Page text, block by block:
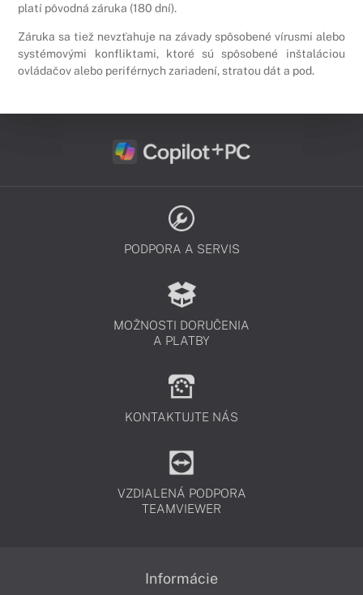
platí pôvodná záruka (180 dní).
Záruka sa tiež nevzťahuje na závady spôsobené vírusmi alebo
systémovými konfliktami, ktoré sú spôsobené inštaláciou
ovládačov alebo periférnych zariadení, stratou dát a pod.
PODPORA A SERVIS
MOŽNOSTI DORUČENIA
A PLATBY
KONTAKTUJTE NÁS
VZDIALENÁ PODPORA
TEAMVIEWER
Informácie